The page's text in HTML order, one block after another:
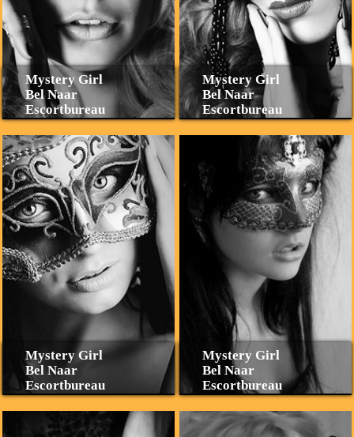
Mystery Girl
Bel Naar
Escortbureau
Mystery Girl
Bel Naar
Escortbureau
Mystery Girl
Bel Naar
Escortbureau
Mystery Girl
Bel Naar
Escortbureau